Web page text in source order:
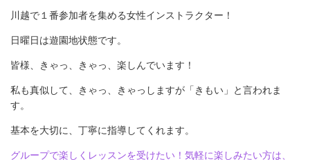
川越で１番参加者を集める女性インストラクター！
日曜日は遊園地状態です。
皆様、きゃっ、きゃっ、楽しんでいます！
私も真似して、きゃっ、きゃっしますが「きもい」と言われま
す。
基本を大切に、丁寧に指導してくれます。
グループで楽しくレッスンを受けたい！気軽に楽しみたい方は、